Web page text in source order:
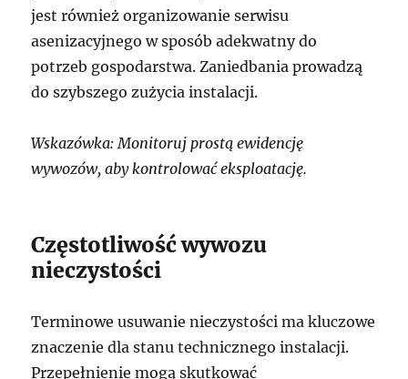
jest również organizowanie serwisu
asenizacyjnego w sposób adekwatny do
potrzeb gospodarstwa. Zaniedbania prowadzą
do szybszego zużycia instalacji.
Wskazówka: Monitoruj prostą ewidencję
wywozów, aby kontrolować eksploatację.
Częstotliwość wywozu
nieczystości
Terminowe usuwanie nieczystości ma kluczowe
znaczenie dla stanu technicznego instalacji.
Przepełnienie mogą skutkować